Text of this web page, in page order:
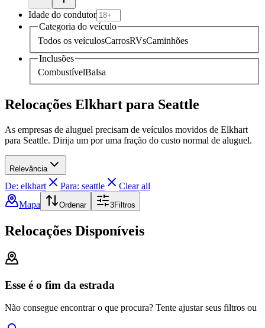
Idade do condutor
Categoria do veículo
Todos os veículosCarrosRVsCaminhões
Inclusões
CombustívelBalsa
Relocações Elkhart para Seattle
As empresas de aluguel precisam de veículos movidos de Elkhart
para Seattle. Dirija um por uma fração do custo normal de aluguel.
Relevância
De: elkhart Para: seattle
Clear all
Mapa
Ordenar 3Filtros
Relocações Disponíveis
Esse é o fim da estrada
Não consegue encontrar o que procura? Tente ajustar seus filtros ou